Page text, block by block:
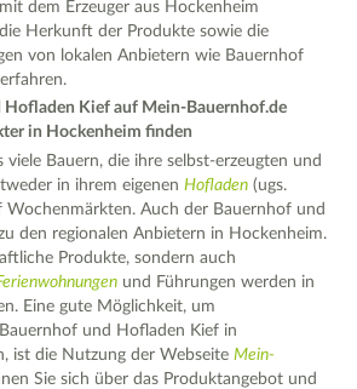
dem Erzeuger aus Hockenheim
Herkunft der Produkte sowie die
von lokalen Anbietern wie Bauernhof
Hofladen Kief auf Mein-Bauernhof.de
in Hockenheim finden
viele Bauern, die ihre selbst-erzeugten und
in ihrem eigenenHofladen (ugs.
Wochenmärkten. Auch der Bauernhof und
den regionalen Anbietern in Hockenheim.
Produkte, sondern auch
und Führungen werden in
Eine gute Möglichkeit, um
und Hofladen Kief in
ist die Nutzung der WebseiteMein-
Sie sich über das Produktangebot und